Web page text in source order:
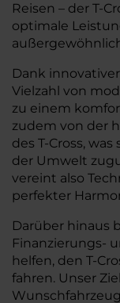
Reisen – der T-
optimale
Dank
Vielzahl von
zu einem
zudem von der
des T-Cross,
der Umwelt
vereint also
perfekter
Darüber hinaus
Finanzierungs-
helfen, den T-
fahren. Unser